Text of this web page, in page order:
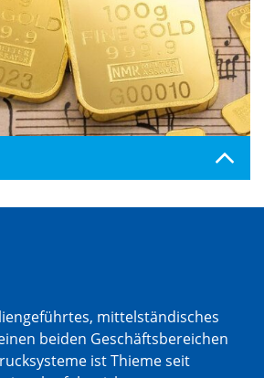
mittelständisches
beiden Geschäftsbereichen
ist Thieme seit